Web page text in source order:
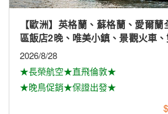
【紐澳】黃金雪雙城8+1日(★網卡
2026/9/21(保證出發)、11/16.30、12/